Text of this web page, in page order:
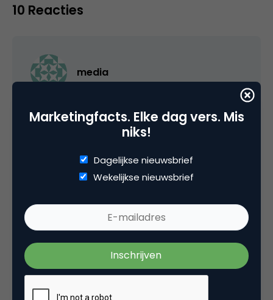
10 Reacties
media
Verrassend 😉
Ik zal er uiteraard bij zijn op 21 maart en 5 april.
Ben zelf dit jaar voorzitter van de jury voor
beste website concept (vorig jaar was ik nog
jurylid in de categorie beste online
campagnes). Kan je vertellen dat het een
hele klus was om de ruim 70 website
8 maart 2007 om 20:37
Marketingfacts. Elke dag vers. Mis
niks!
Dagelijkse nieuwsbrief
Wekelijkse nieuwsbrief